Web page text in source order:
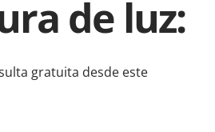
de luz:
gratuita desde este